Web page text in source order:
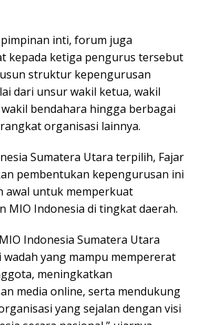
inti, forum juga
kepada ketiga pengurus tersebut
struktur kepengurusan
dari unsur wakil ketua, wakil
bendahara hingga berbagai
organisasi lainnya.
Sumatera Utara terpilih, Fajar
pembentukan kepengurusan ini
awal untuk memperkuat
MIO Indonesia di tingkat daerah.
Indonesia Sumatera Utara
yang mampu mempererat
meningkatkan
media online, serta mendukung
yang sejalan dengan visi